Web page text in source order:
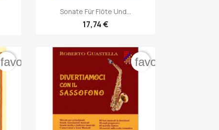
 Anteprima
Sonate Für Flöte Und...
17,74 €
favorite_border favorite_border